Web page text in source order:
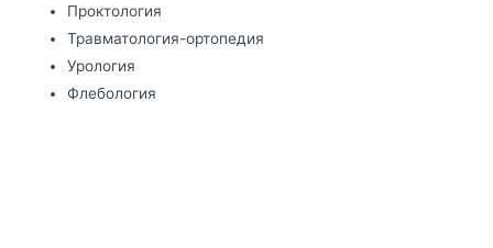
Проктология
Травматология-ортопедия
Урология
Флебология